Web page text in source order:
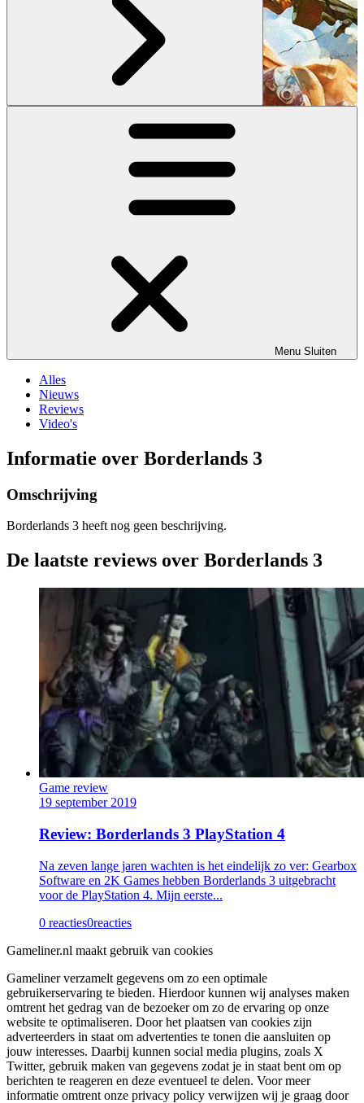
Menu Sluiten
Alles
Nieuws
Reviews
Video's
Informatie over Borderlands 3
Omschrijving
Borderlands 3 heeft nog geen beschrijving.
De laatste reviews over Borderlands 3
Game review
19 september 2019
Review: Borderlands 3 PlayStation 4
Na zeven lange jaren wachten is het eindelijk zo ver: Gearbox
Software en 2K Games hebben Borderlands 3 uitgebracht
voor de PlayStation 4. Mijn eerste...
0 reacties0reacties
Gameliner.nl maakt gebruik van cookies
Gameliner verzamelt gegevens om zo een optimale
gebruikerservaring te bieden. Hierdoor kunnen wij analyses maken
omtrent het gedrag van de bezoeker om zo de ervaring op onze
website te optimaliseren. Door het plaatsen van cookies zijn
adverteerders in staat om advertenties te tonen die aansluiten op
jouw interesses. Daarbij kunnen social media plugins, zoals X
Twitter, gebruik maken van gegevens zodat je in staat bent om op
berichten te reageren en deze eventueel te delen. Voor meer
informatie omtrent onze privacy policy verwijzen wij je graag door